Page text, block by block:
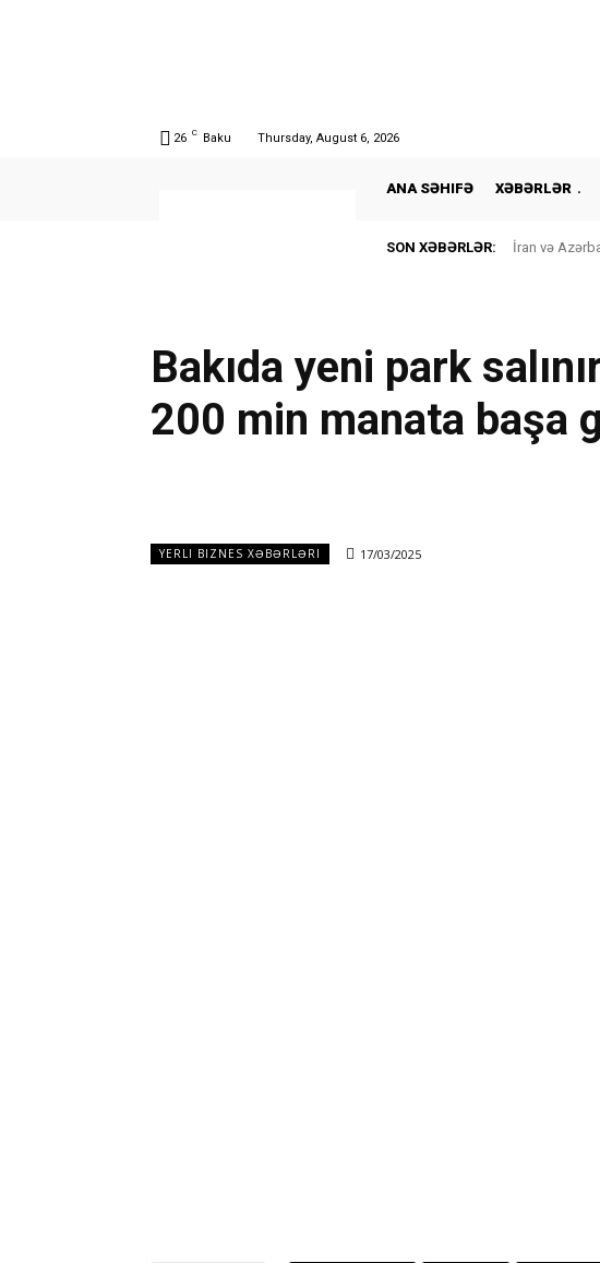
26 C Baku Thursday, August 6, 2026
ANA SƏHIFƏ XƏBƏRLƏR
SON XƏBƏRLƏR: İran və
Bakıda yeni park
200 min manata başa
YERLI BIZNES XƏBƏRLƏRI 17/03/2025